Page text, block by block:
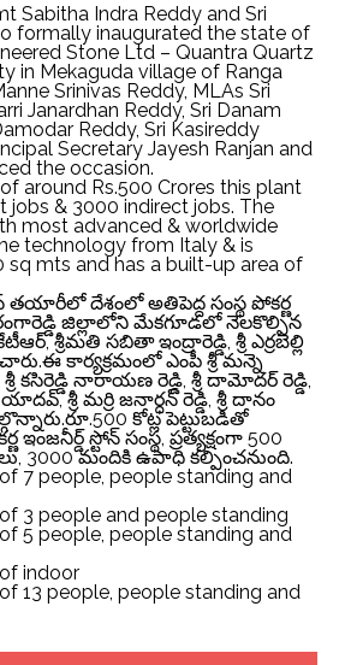
Sabitha Indra Reddy and Sri
formally inaugurated the state of
Stone Ltd – Quantra Quartz
in Mekaguda village of Ranga
Srinivas Reddy, MLAs Sri
Janardhan Reddy, Sri Danam
Reddy, Sri Kasireddy
Secretary Jayesh Ranjan and
the occasion.
around Rs.500 Crores this plant
jobs & 3000 indirect jobs. The
most advanced & worldwide
technology from Italy & is
sq mts and has a built-up area of
తయారీలో దేశంలో అతిపెద్ద సంస్థ పోకర్ణ
జిల్లాలోని మేక‌గూడ‌లో నెలకొల్పిన
శ్రీమతి సబితా ఇంద్రారెడ్డి, శ్రీ ఎర్ర‌బెల్లి
కార్య‌క్ర‌మంలో ఎంపీ శ్రీ మ‌న్నె
శ్రీ కసిరెడ్డి నారాయణ రెడ్డి, శ్రీ దామోదర్ రెడ్డి,
శ్రీ మర్రి జనార్ధన్ రెడ్డి, శ్రీ దానం
కోట్ల పెట్టుబడితో
ఇంజ‌నీర్డ్ స్టోన్ సంస్థ, ప్రత్యక్షంగా 500
3000 మందికి ఉపాధి కల్పించనుంది.